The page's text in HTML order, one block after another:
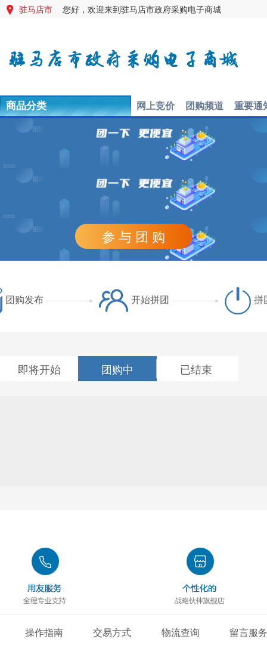
 驻马店市 您好，欢迎来到驻马店市政府采购电子商城
商品分类 网上竞价 团购频道 重要通
参 与 团 购
团购发布 开始拼团 拼
即将开始 团购中 已结束
操作指南 交易方式 物流查询 留言服务